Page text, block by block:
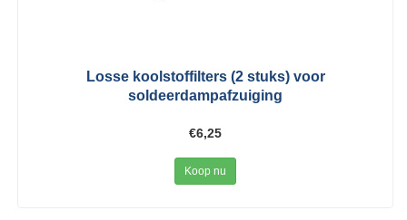
Losse koolstoffilters (2 stuks) voor
soldeerdampafzuiging
€6,25
Koop nu